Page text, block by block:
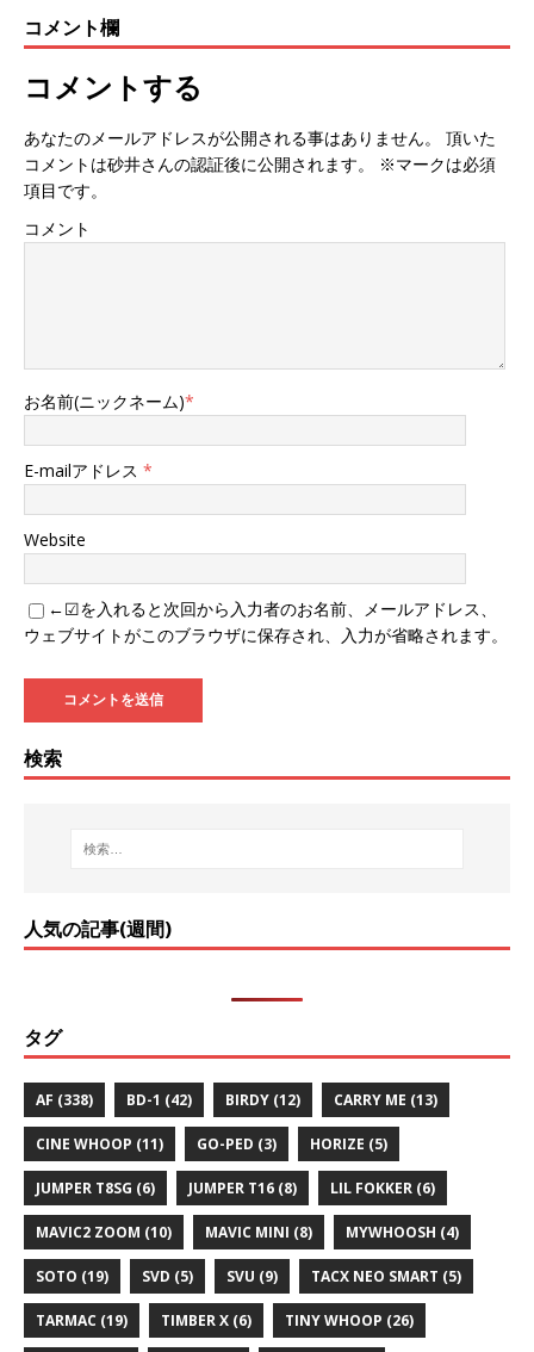
コメント欄
コメントする
あなたのメールアドレスが公開される事はありません。 頂いた
コメントは砂井さんの認証後に公開されます。 ※マークは必須
項目です。
コメント
お名前(ニックネーム)*
E-mailアドレス *
Website
←☑を入れると次回から入力者のお名前、メールアドレス、
ウェブサイトがこのブラウザに保存され、入力が省略されます。
検索
人気の記事(週間)
タグ
AF (338) BD-1 (42) BIRDY (12) CARRY ME (13)
CINE WHOOP (11) GO-PED (3) HORIZE (5)
JUMPER T8SG (6) JUMPER T16 (8) LIL FOKKER (6)
MAVIC2 ZOOM (10) MAVIC MINI (8) MYWHOOSH (4)
SOTO (19) SVD (5) SVU (9) TACX NEO SMART (5)
TARMAC (19) TIMBER X (6) TINY WHOOP (26)